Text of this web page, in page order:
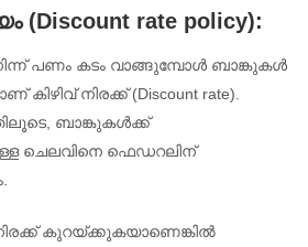
(Discount rate policy):
പണം കടം വാങ്ങുമ്പോൾ ബാങ്കുകൾ
നിരക്ക് (Discount rate).
ബാങ്കുകൾക്ക്
ചെലവിനെ ഫെഡറലിന്
കുറയ്ക്കുകയാണെങ്കിൽ